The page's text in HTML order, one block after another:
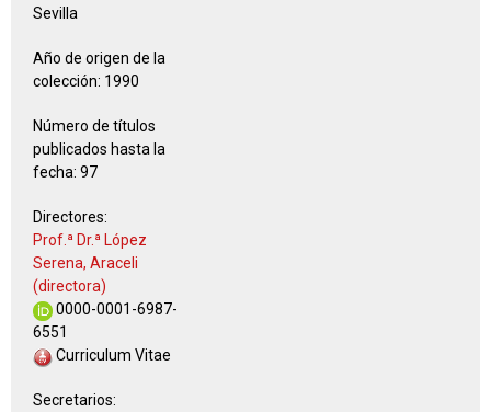
Sevilla
Año de origen de la
colección: 1990
Número de títulos
publicados hasta la
fecha: 97
Directores:
Prof.ª Dr.ª López
Serena, Araceli
(directora)
0000-0001-6987-
6551
Curriculum Vitae
Secretarios: